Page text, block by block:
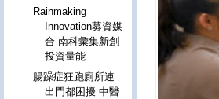
Rainmaking
Innovation募資媒
合 南科彙集新創
投資量能
腸躁症狂跑廁所連
出門都困擾 中醫